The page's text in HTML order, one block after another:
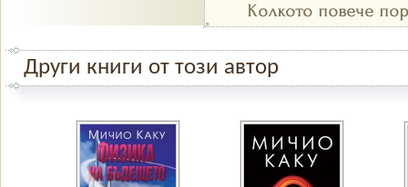
Други книги от този автор